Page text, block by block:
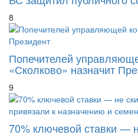
8
Попечителей
«Сколково» назначит
9
70% ключевой ставки —
агрокредит привязали к